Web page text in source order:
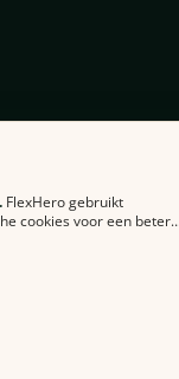
FlexHero gebruikt
cookies voor een betere